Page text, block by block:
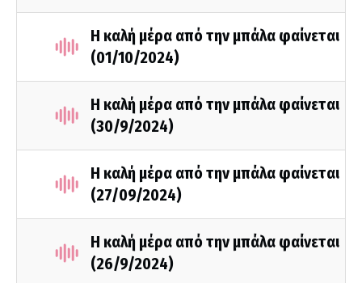
Η καλή μέρα από την μπάλα φαίνεται
(01/10/2024)
Η καλή μέρα από την μπάλα φαίνεται
(30/9/2024)
Η καλή μέρα από την μπάλα φαίνεται
(27/09/2024)
Η καλή μέρα από την μπάλα φαίνεται
(26/9/2024)